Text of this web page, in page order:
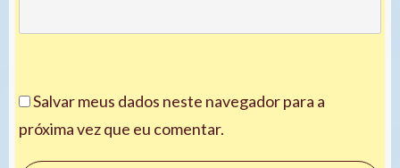
Salvar meus dados neste navegador para a
próxima vez que eu comentar.